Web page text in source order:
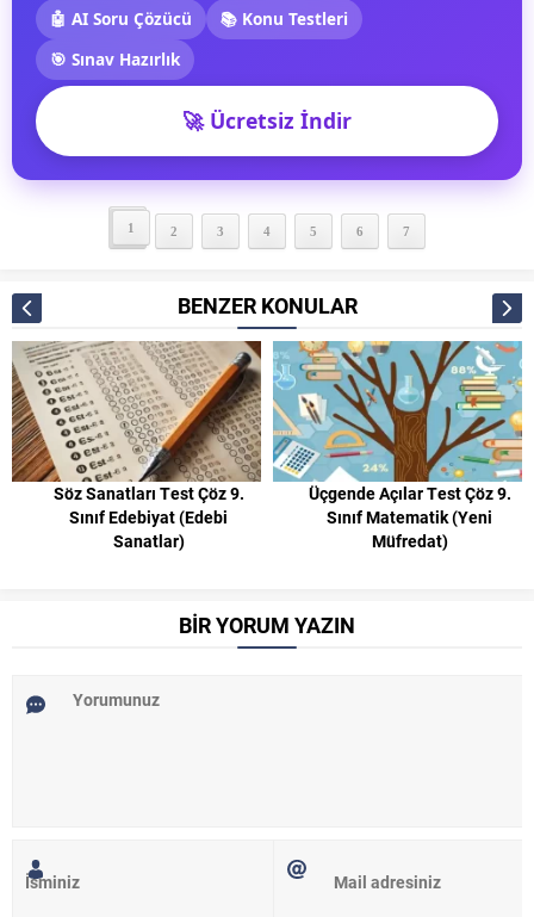
🤖 AI Soru Çözücü
📚 Konu Testleri
🎯 Sınav Hazırlık
🚀 Ücretsiz İndir
1 2 3 4 5 6 7
BENZER KONULAR
Söz Sanatları Test Çöz 9.
Sınıf Edebiyat (Edebi
Sanatlar)
Üçgende Açılar Test Çöz 9.
Sınıf Matematik (Yeni
Müfredat)
BİR YORUM YAZIN